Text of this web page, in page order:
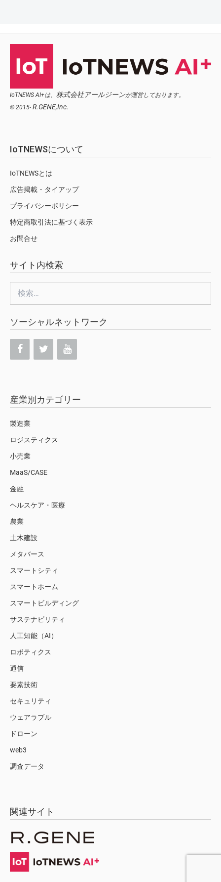
IoTNEWS AI+は、 株式会社アールジーンが運営しております。
© 2015- R.GENE,Inc.
IoTNEWSについて
IoTNEWSとは
広告掲載・タイアップ
プライバシーポリシー
特定商取引法に基づく表示
お問合せ
サイト内検索
索:
ソーシャルネットワーク
産業別カテゴリー
製造業
ロジスティクス
小売業
MaaS/CASE
金融
ヘルスケア・医療
農業
土木建設
メタバース
スマートシティ
スマートホーム
スマートビルディング
サステナビリティ
人工知能（AI）
ロボティクス
通信
要素技術
セキュリティ
ウェアラブル
ドローン
web3
調査データ
関連サイト